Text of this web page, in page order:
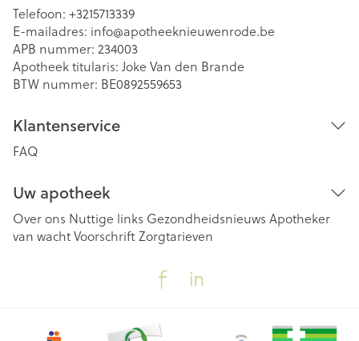
Telefoon: +3215713339
E-mailadres: info@apotheeknieuwenrode.be
APB nummer: 234003
Apotheek titularis: Joke Van den Brande
BTW nummer: BE0892559653
Klantenservice
FAQ
Uw apotheek
Over ons Nuttige links Gezondheidsnieuws Apotheker
van wachtVoorschriftZorgtarieven